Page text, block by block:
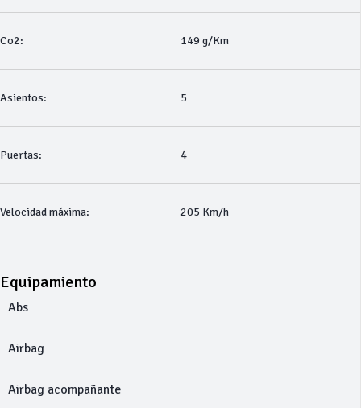
Co2: 149 g/Km
Asientos: 5
Puertas: 4
Velocidad máxima: 205 Km/h
Equipamiento
Abs
Airbag
Airbag acompañante